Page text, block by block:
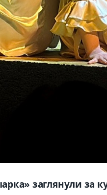
заглянули за